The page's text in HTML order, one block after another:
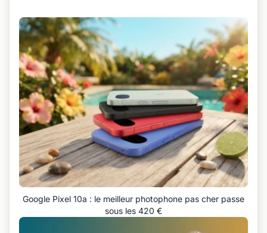
Google Pixel 10a : le meilleur photophone pas cher passe
sous les 420 €